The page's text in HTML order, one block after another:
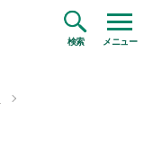
検索 メニュー